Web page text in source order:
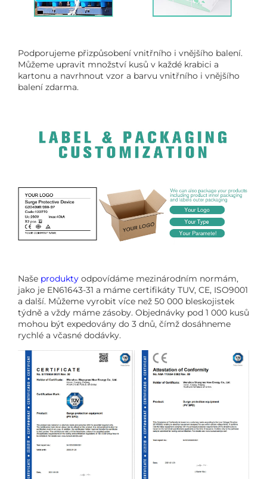
Podporujeme přizpůsobení vnitřního i vnějšího balení.
Můžeme upravit množství kusů v každé krabici a
kartonu a navrhnout vzor a barvu vnitřního i vnějšího
balení zdarma.
Naše produkty odpovídáme mezinárodním normám,
jako je EN61643-31 a máme certifikáty TUV, CE, ISO9001
a další. Můžeme vyrobit více než 50 000 bleskojistek
týdně a vždy máme zásoby. Objednávky pod 1 000 kusů
mohou být expedovány do 3 dnů, čímž dosáhneme
rychlé a včasné dodávky.